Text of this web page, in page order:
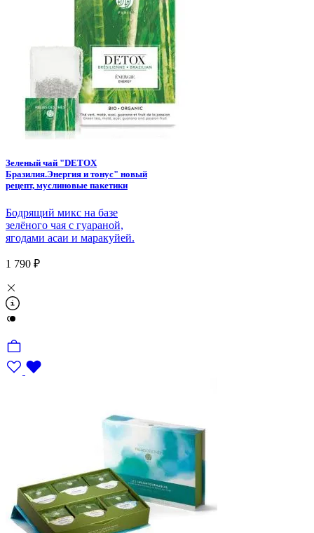
Зеленый чай "DETOX
Бразилия.Энергия и тонус" новый
рецепт, муслиновые пакетики
Бодрящий микс на базе
зелёного чая с гуараной,
ягодами асаи и маракуйей.
1 790 ₽